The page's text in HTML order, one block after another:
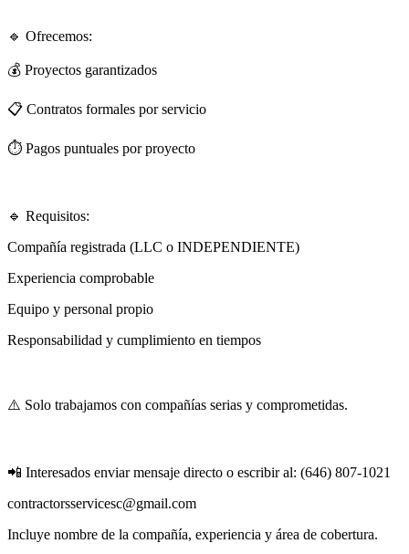
🔹 Ofrecemos:
💰 Proyectos garantizados
📋 Contratos formales por servicio
⏱ Pagos puntuales por proyecto
🔹 Requisitos:
Compañía registrada (LLC o INDEPENDIENTE)
Experiencia comprobable
Equipo y personal propio
Responsabilidad y cumplimiento en tiempos
⚠️ Solo trabajamos con compañías serias y comprometidas.
📲 Interesados enviar mensaje directo o escribir al: (646) 807-1021
contractorsservicesc@gmail.com
Incluye nombre de la compañía, experiencia y área de cobertura.